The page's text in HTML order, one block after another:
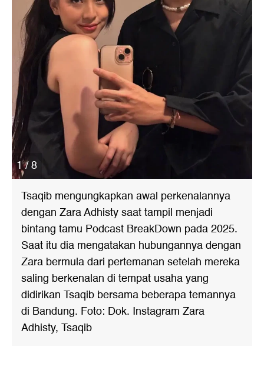
1 / 8
Tsaqib mengungkapkan awal perkenalannya
dengan Zara Adhisty saat tampil menjadi
bintang tamu Podcast BreakDown pada 2025.
Saat itu dia mengatakan hubungannya dengan
Zara bermula dari pertemanan setelah mereka
saling berkenalan di tempat usaha yang
didirikan Tsaqib bersama beberapa temannya
di Bandung. Foto: Dok. Instagram Zara
Adhisty, Tsaqib